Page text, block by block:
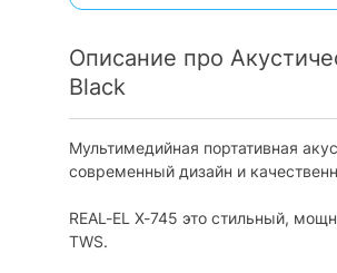
Версия Bluetooth:
Разъемы
USB для воспроизведения:
Питание
Описание про
Black
Мультимедийная портативная
современный дизайн и
REAL-EL X-745 это стильный,
TWS.